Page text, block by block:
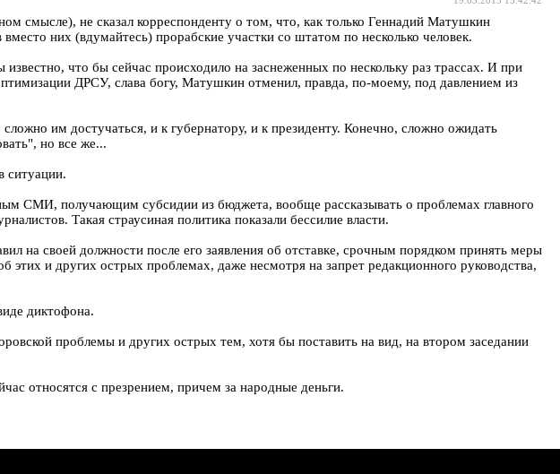
смысле), не сказал корреспонденту о том, что, как только Геннадий Матушкин
них (вдумайтесь) прорабские участки со штатом по несколько человек.
что бы сейчас происходило на заснеженных по нескольку раз трассах. И при
ДРСУ, слава богу, Матушкин отменил, правда, по-моему, под давлением из
им достучаться, и к губернатору, и к президенту. Конечно, сложно ожидать
но все же...
ситуации.
СМИ, получающим субсидии из бюджета, вообще рассказывать о проблемах главного
Такая страусиная политика показали бессилие власти.
на своей должности после его заявления об отставке, срочным порядком принять меры
и других острых проблемах, даже несмотря на запрет редакционного руководства,
диктофона.
проблемы и других острых тем, хотя бы поставить на вид, на втором заседании
относятся с презрением, причем за народные деньги.